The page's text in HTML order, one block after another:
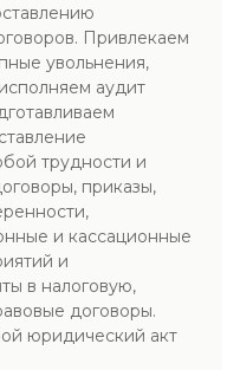
Привлекаем
увольнения,
аудит
трудности и
приказы,
и кассационные
и
в налоговую,
договоры.
юридический акт